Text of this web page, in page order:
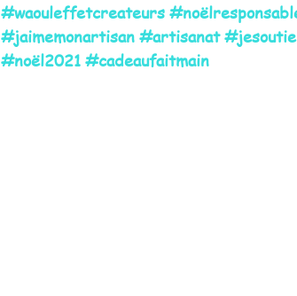
#waouleffetcreateurs
#jaimemonartisan #artisanat
#noël2021 #cadeaufaitmain